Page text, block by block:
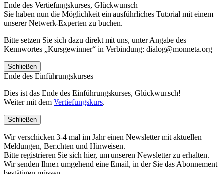
Ende des Vertiefungskurses, Glückwunsch
Sie haben nun die Möglichkeit ein ausführliches Tutorial mit einem
unserer Netwerk-Experten zu buchen.
Bitte setzen Sie sich dazu direkt mit uns, unter Angabe des
Kennwortes „Kursgewinner“ in Verbindung: dialog@monneta.org
Schließen
Ende des Einführungskurses
Dies ist das Ende des Einführungskurses, Glückwunsch!
Weiter mit dem Vertiefungskurs.
Schließen
Wir verschicken 3-4 mal im Jahr einen Newsletter mit aktuellen
Meldungen, Berichten und Hinweisen.
Bitte registrieren Sie sich hier, um unseren Newsletter zu erhalten.
Wir senden Ihnen umgehend eine Email, in der Sie das Abonnement